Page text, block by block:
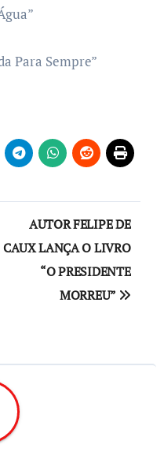
Para Sempre”
AUTOR FELIPE DE
CAUX LANÇA O LIVRO
“O PRESIDENTE
MORREU”